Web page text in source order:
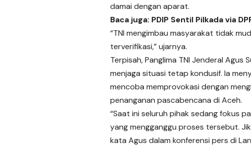
damai dengan aparat.
Baca juga: PDIP Sentil Pilkada via
“TNI mengimbau masyarakat tidak
terverifikasi,” ujarnya.
Terpisah, Panglima TNI Jenderal
menjaga situasi tetap kondusif. Ia
mencoba memprovokasi dengan
penanganan pascabencana di Aceh.
“Saat ini seluruh pihak sedang fokus
yang mengganggu proses tersebut.
kata Agus dalam konferensi pers di